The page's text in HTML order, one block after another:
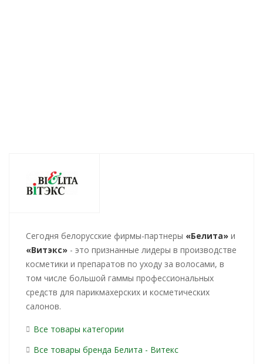
Cегодня белорусские фирмы-партнеры «Белита» и
«Витэкс» - это признанные лидеры в производстве
косметики и препаратов по уходу за волосами, в
том числе большой гаммы профессиональных
средств для парикмахерских и косметических
салонов.
Все товары категории
Все товары бренда Белита - Витекс